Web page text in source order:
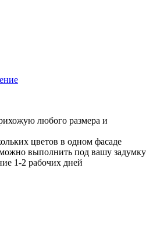
любого размера и
цветов в одном фасаде
выполнить под вашу задумку
1-2 рабочих дней